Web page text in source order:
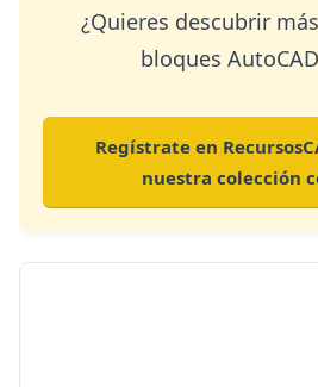
¿Quieres descubrir
bloques
Regístrate en
nuestra colección